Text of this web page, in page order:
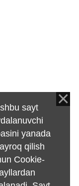
sayt
yanada
qilish
Cookie-